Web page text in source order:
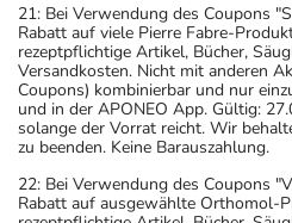
21: Bei Verwendung des Coupons
Rabatt auf viele Pierre Fabre-
rezeptpflichtige Artikel, Bücher,
Versandkosten. Nicht mit anderen
Coupons) kombinierbar und nur
und in der APONEO App. Gültig:
solange der Vorrat reicht. Wir
zu beenden. Keine Barauszahlung.
22: Bei Verwendung des Coupons
Rabatt auf ausgewählte Orthomol-